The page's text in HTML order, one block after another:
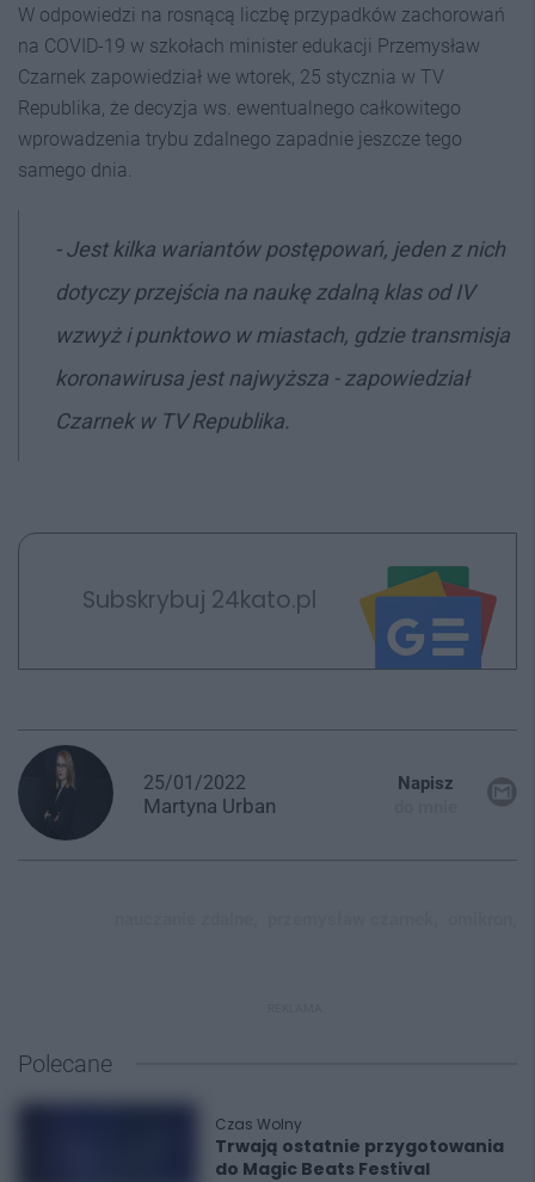
W odpowiedzi na rosnącą liczbę przypadków zachorowań
na COVID-19 w szkołach minister edukacji Przemysław
Czarnek zapowiedział we wtorek, 25 stycznia w TV
Republika, że decyzja ws. ewentualnego całkowitego
wprowadzenia trybu zdalnego zapadnie jeszcze tego
samego dnia.
- Jest kilka wariantów postępowań, jeden z nich
dotyczy przejścia na naukę zdalną klas od IV
wzwyż i punktowo w miastach, gdzie transmisja
koronawirusa jest najwyższa - zapowiedział
Czarnek w TV Republika.
Subskrybuj 24kato.pl
25/01/2022
Martyna Urban
Napisz
Polecane
Czas Wolny
Trwają ostatnie przygotowania
do Magic Beats Festival